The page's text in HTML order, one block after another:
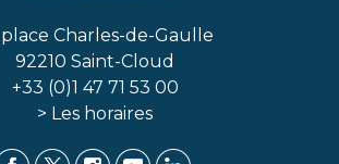
place Charles-de-Gaulle
92210 Saint-Cloud
+33 (0)1 47 71 53 00
> Les horaires